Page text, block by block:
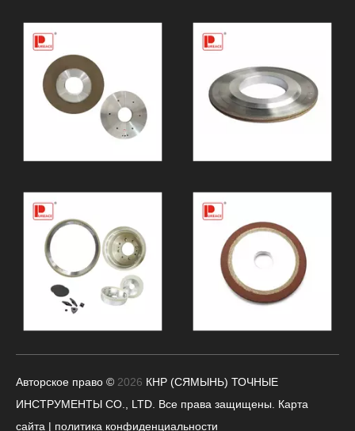
Авторское право © 2026 КНР (СЯМЫНЬ) ТОЧНЫЕ
ИНСТРУМЕНТЫ CO., LTD. Все права защищены. Карта
сайта | политика конфиденциальности